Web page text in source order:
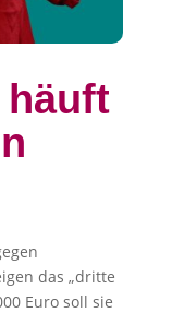
häuft
das „dritte
Euro soll sie